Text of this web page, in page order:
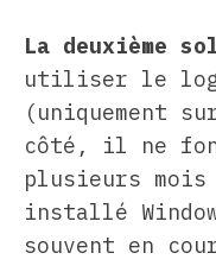
La deuxième
utiliser le
(uniquement
côté, il ne
plusieurs
installé
souvent en